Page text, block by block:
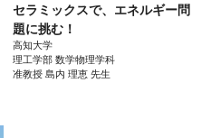
セラミックスで、エネルギー問
題に挑む！
高知大学
理工学部 数学物理学科
准教授 島内 理恵 先生